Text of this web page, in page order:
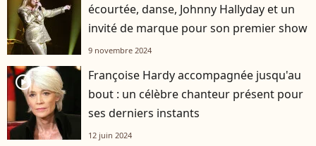
écourtée, danse, Johnny Hallyday et un
invité de marque pour son premier show
9 novembre 2024
player2
Françoise Hardy accompagnée jusqu'au
bout : un célèbre chanteur présent pour
ses derniers instants
12 juin 2024